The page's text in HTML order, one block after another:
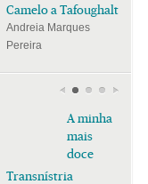
Camelo a Tafoughalt
Andreia Marques
Pereira
A minha
mais
doce
Transnístria